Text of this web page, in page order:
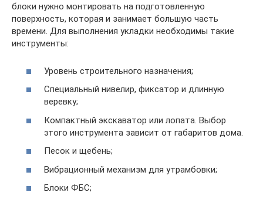
блоки нужно монтировать на подготовленную
поверхность, которая и занимает большую часть
времени. Для выполнения укладки необходимы такие
инструменты:
Уровень строительного назначения;
Специальный нивелир, фиксатор и длинную
веревку;
Компактный экскаватор или лопата. Выбор
этого инструмента зависит от габаритов дома.
Песок и щебень;
Вибрационный механизм для утрамбовки;
Блоки ФБС;